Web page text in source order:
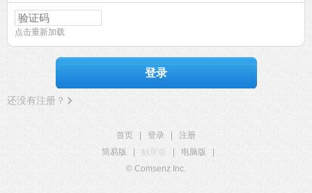
点击重新加载
登录
还没有注册？
首页 登录
注册
简易版
触屏版 电脑版
© Comsenz Inc.